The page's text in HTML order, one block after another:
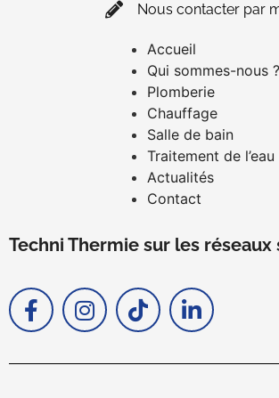
Nous contacter par
Accueil
Qui sommes-nous ?
Plomberie
Chauffage
Salle de bain
Traitement de l’eau
Actualités
Contact
Techni Thermie sur les réseaux